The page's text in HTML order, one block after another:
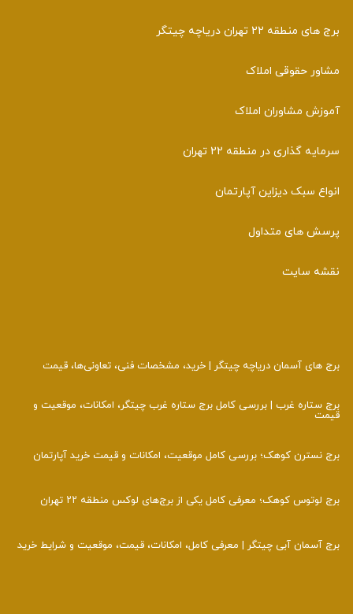
برج های منطقه 22 تهران دریاچه چیتگر
مشاور حقوقی املاک
آموزش مشاوران املاک
سرمایه گذاری در منطقه 22 تهران
انواع سبک دیزاین آپارتمان
پرسش های متداول
نقشه سایت
برج‌ های آسمان دریاچه چیتگر | خرید، مشخصات فنی، تعاونی‌ها، قیمت
برج ستاره غرب | بررسی کامل برج ستاره غرب چیتگر، امکانات، موقعیت و
قیمت
برج نسترن کوهک؛ بررسی کامل موقعیت، امکانات و قیمت خرید آپارتمان
برج لوتوس کوهک؛ معرفی کامل یکی از برج‌های لوکس منطقه ۲۲ تهران
برج آسمان آبی چیتگر | معرفی کامل، امکانات، قیمت، موقعیت و شرایط خرید